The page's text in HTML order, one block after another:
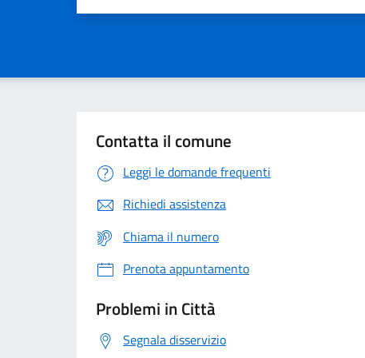
Contatta il comune
Leggi le domande frequenti
Richiedi assistenza
Chiama il numero
Prenota appuntamento
Problemi in Città
Segnala disservizio